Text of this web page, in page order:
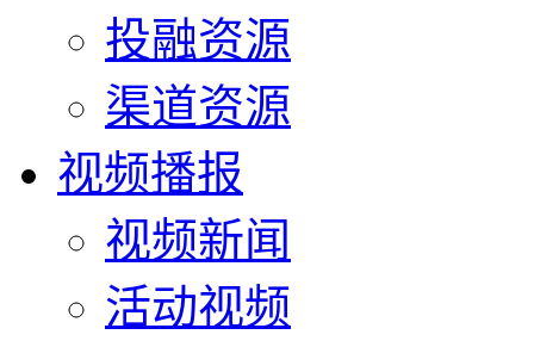
投融资源
渠道资源
视频播报
视频新闻
活动视频